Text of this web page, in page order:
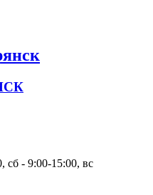
сб - 9:00-15:00, вс